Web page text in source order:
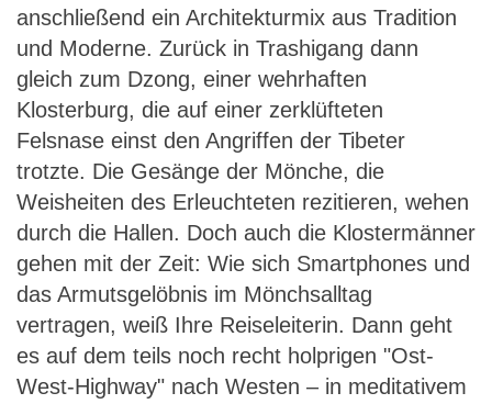
anschließend ein Architekturmix aus Tradition
und Moderne. Zurück in Trashigang dann
gleich zum Dzong, einer wehrhaften
Klosterburg, die auf einer zerklüfteten
Felsnase einst den Angriffen der Tibeter
trotzte. Die Gesänge der Mönche, die
Weisheiten des Erleuchteten rezitieren, wehen
durch die Hallen. Doch auch die Klostermänner
gehen mit der Zeit: Wie sich Smartphones und
das Armutsgelöbnis im Mönchsalltag
vertragen, weiß Ihre Reiseleiterin. Dann geht
es auf dem teils noch recht holprigen "Ost-
West-Highway" nach Westen – in meditativem